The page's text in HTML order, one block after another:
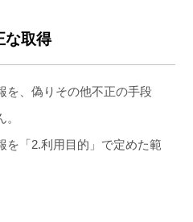
な取得
を、偽りその他不正の手段
を「2.利用目的」で定めた範